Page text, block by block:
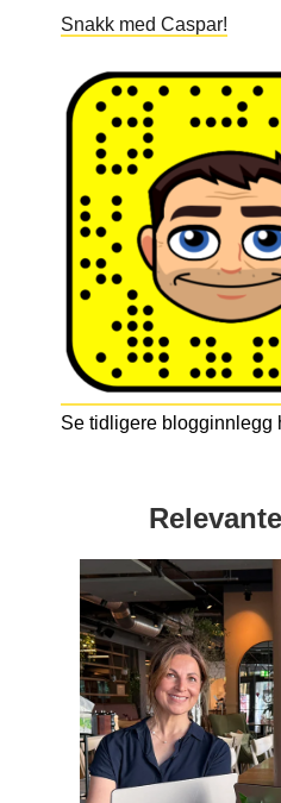
Snakk med Caspar!
Se tidligere blogginnlegg